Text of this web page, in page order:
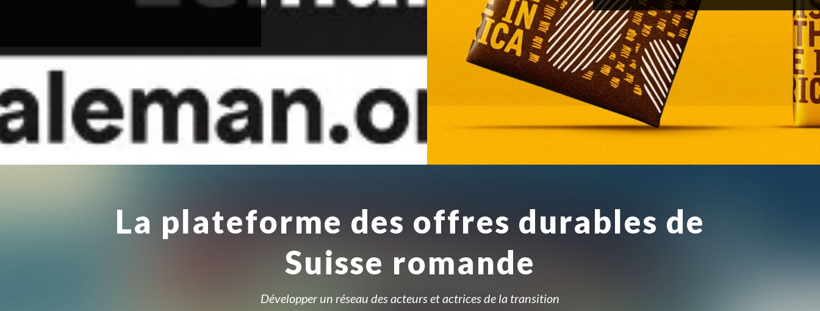
La plateforme des offres durables de
Suisse romande
Développer un réseau des acteurs et actrices de la transition